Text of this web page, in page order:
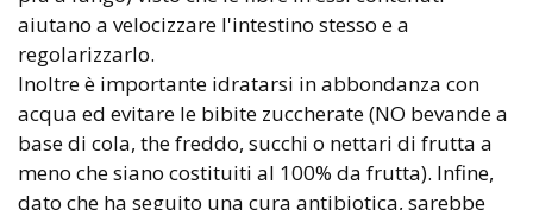
aiutano a velocizzare l'intestino stesso e a
regolarizzarlo.
Inoltre è importante idratarsi in abbondanza con
acqua ed evitare le bibite zuccherate (NO bevande a
base di cola, the freddo, succhi o nettari di frutta a
meno che siano costituiti al 100% da frutta). Infine,
dato che ha seguito una cura antibiotica, sarebbe